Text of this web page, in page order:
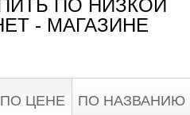
ПО НИЗКОЙ
- МАГАЗИНЕ
ПО ЦЕНЕ ПО НАЗВАНИЮ